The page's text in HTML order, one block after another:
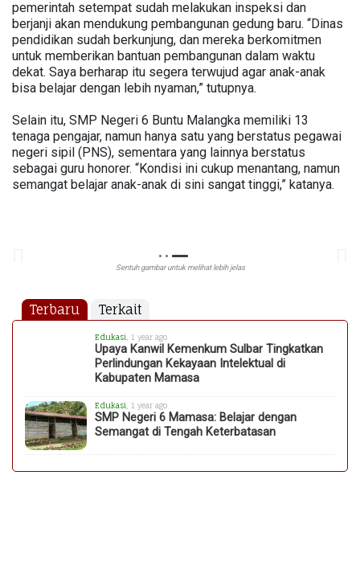
pemerintah setempat sudah melakukan inspeksi dan
berjanji akan mendukung pembangunan gedung baru. “Dinas
pendidikan sudah berkunjung, dan mereka berkomitmen
untuk memberikan bantuan pembangunan dalam waktu
dekat. Saya berharap itu segera terwujud agar anak-anak
bisa belajar dengan lebih nyaman,” tutupnya.
Selain itu, SMP Negeri 6 Buntu Malangka memiliki 13
tenaga pengajar, namun hanya satu yang berstatus pegawai
negeri sipil (PNS), sementara yang lainnya berstatus
sebagai guru honorer. “Kondisi ini cukup menantang, namun
semangat belajar anak-anak di sini sangat tinggi,” katanya.
Sentuh gambar untuk melihat lebih jelas
Terbaru Terkait
Edukasi , 1 year ago
Upaya Kanwil Kemenkum Sulbar Tingkatkan
Perlindungan Kekayaan Intelektual di
Kabupaten Mamasa
Edukasi , 1 year ago
SMP Negeri 6 Mamasa: Belajar dengan
Semangat di Tengah Keterbatasan